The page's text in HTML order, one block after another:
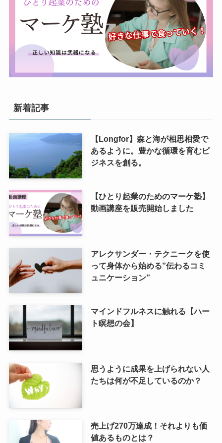
新着記事
【Longfor】森と海が相思相愛で
あるように。豊かな循環を育むビ
ジネスを創る。
【ひとり起業のためのマーケ塾】
動画講座を販売開始しました
アレクサンダー・テクニークを使
って身体から始める”伝わるコミ
ュニケーション”
マインドフルネスに触れる【ハー
ト瞑想の会】
思うように成果を上げられない人
たちは何が不足しているのか？
売上げ270万達成！それよりも価
値あるものとは？